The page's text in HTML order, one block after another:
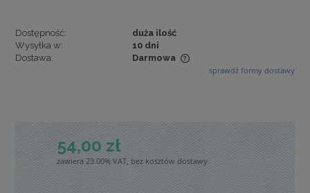
Dostępność:
duża ilość
Wysyłka w:
10 dni
Dostawa:
Darmowa
Cena nie zawiera ewentualnych kosztów płatności
sprawdź formy dostawy
54,00 zł
zawiera 23.00% VAT, bez kosztów dostawy